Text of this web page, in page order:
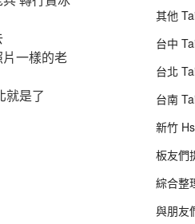
一樣的老
就是了
其他
台中
台北
台南
新竹
板友們
綜合整
與朋友